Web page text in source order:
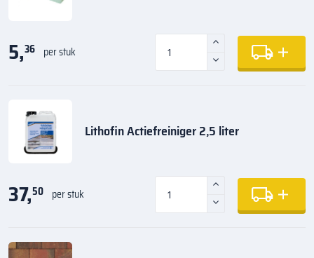
5,36 per stuk
Lithofin Actiefreiniger 2,5 liter
37,50 per stuk